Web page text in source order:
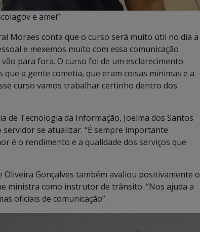
e amei”
Moraes conta que o curso será muito útil no dia a
e mexemos muito com essa comunicação
para fora. O curso foi de um esclarecimento
a gente cometia, que eram coisas mínimas e a
curso vamos trabalhar certinho dentro dos
Tecnologia da Informação, Joelma dos Santos
se atualizar. “É sempre importante
é o rendimento e a qualidade dos serviços que
Gonçalves também avaliou positivamente o
ministra como instrutor de trânsito. “Nos ajuda a
oficiais de comunicação”.